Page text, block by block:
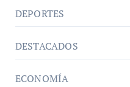
DEPORTES
DESTACADOS
ECONOMÍA